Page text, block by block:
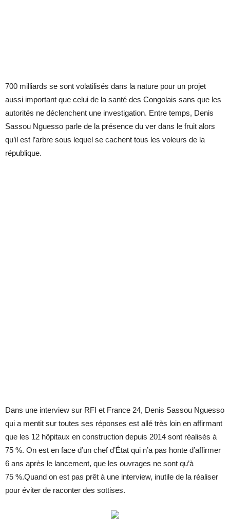
700 mil­liards se sont vo­la­ti­li­sés dans la na­ture pour un pro­jet
aussi im­por­tant que ce­lui de la santé des Congo­lais sans que les
autorités ne déclenchent une investigation. Entre temps, Denis
Sassou Nguesso parle de la présence du ver dans le fruit alors
qu’il est l’arbre sous lequel se cachent tous les voleurs de la
république.
Dans une in­ter­view sur RFI et France 24, De­nis Sas­sou Nguesso
qui a men­tit sur toutes ses ré­ponses est allé très loin en af­fir­mant
que les 12 hô­pi­taux en construc­tion de­puis 2014 sont réa­li­sés à
75 %. On est en face d’un chef d’État qui n’a pas honte d’af­fir­mer
6 ans après le lan­ce­ment, que les ou­vrages ne sont qu’à
75 %.Quand on est pas prêt à une in­ter­view, in­utile de la réa­li­ser
pour évi­ter de ra­con­ter des sot­tises.